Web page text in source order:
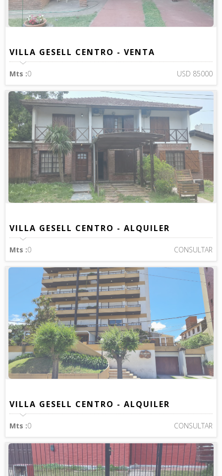
VILLA GESELL CENTRO - VENTA
Mts :0 USD 85000
VILLA GESELL CENTRO - ALQUILER
Mts :0 CONSULTAR
VILLA GESELL CENTRO - ALQUILER
Mts :0 CONSULTAR